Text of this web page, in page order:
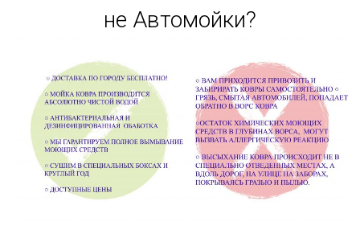
не Автомойки?